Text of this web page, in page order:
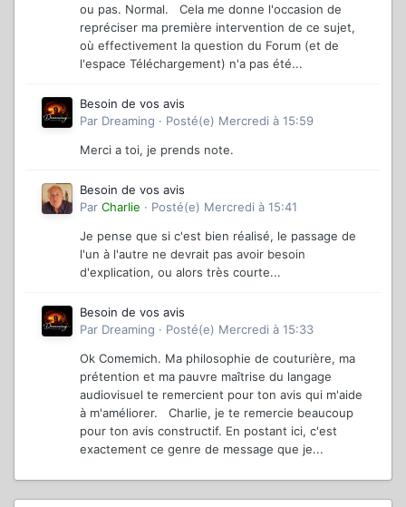
ou pas. Normal. Cela me donne l'occasion de
repréciser ma première intervention de ce sujet,
où effectivement la question du Forum (et de
l'espace Téléchargement) n'a pas été...
Besoin de vos avis
Par Dreaming · Posté(e) Mercredi à 15:59
Merci a toi, je prends note.
Besoin de vos avis
Par Charlie · Posté(e) Mercredi à 15:41
Je pense que si c'est bien réalisé, le passage de
l'un à l'autre ne devrait pas avoir besoin
d'explication, ou alors très courte...
Besoin de vos avis
Par Dreaming · Posté(e) Mercredi à 15:33
Ok Comemich. Ma philosophie de couturière, ma
prétention et ma pauvre maîtrise du langage
audiovisuel te remercient pour ton avis qui m'aide
à m'améliorer. Charlie, je te remercie beaucoup
pour ton avis constructif. En postant ici, c'est
exactement ce genre de message que je...